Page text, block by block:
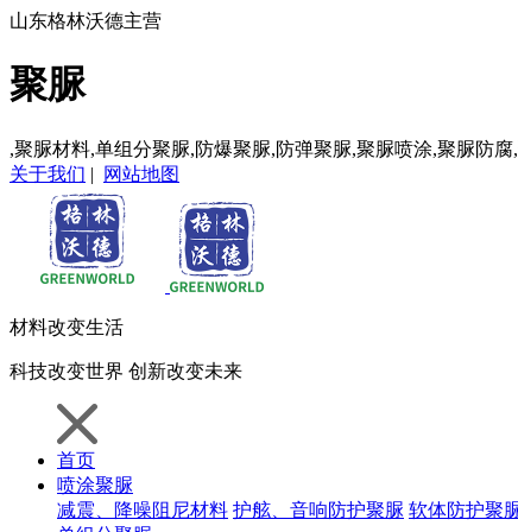
山东格林沃德主营
聚脲
,聚脲材料,单组分聚脲,防爆聚脲,防弹聚脲,聚脲喷涂,聚脲防
关于我们 | 网站地图
材料改变生活
科技改变世界 创新改变未来
首页
喷涂聚脲
减震、降噪阻尼材料 护舷、音响防护聚脲 软体防护聚